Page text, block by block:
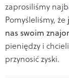
zaprosiliśmy
Pomyśleliśmy, że
nas swoim
pieniędzy i
przynosić zyski.